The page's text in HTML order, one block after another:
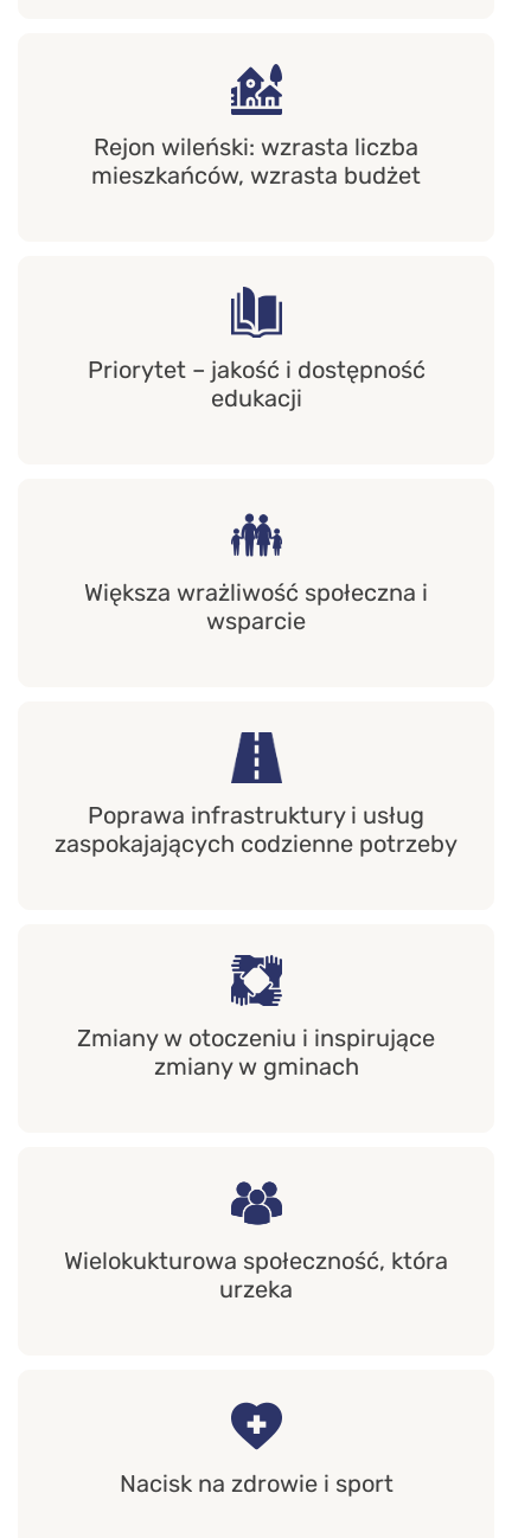
Rejon wileński: wzrasta liczba
mieszkańców, wzrasta budżet
Priorytet – jakość i dostępność
edukacji
Większa wrażliwość społeczna i
wsparcie
Poprawa infrastruktury i usług
zaspokajających codzienne potrzeby
Zmiany w otoczeniu i inspirujące
zmiany w gminach
Wielokukturowa społeczność, która
urzeka
Nacisk na zdrowie i sport